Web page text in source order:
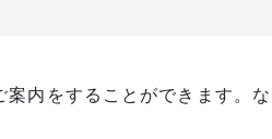
内をすることができます。な